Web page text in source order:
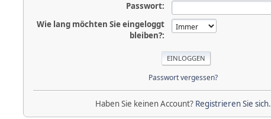
Passwort:
Wie lang möchten Sie eingeloggt
bleiben?:
Passwort vergessen?
Haben Sie keinen Account? Registrieren Sie sich.